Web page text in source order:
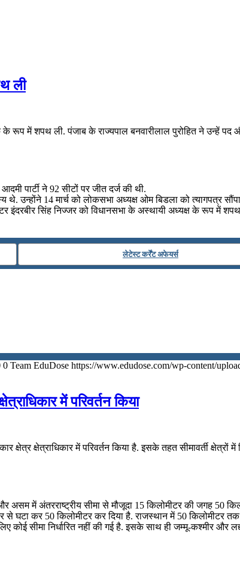
ली
रूप में शपथ ली. पंजाब के राज्यपाल बनवारीलाल पुरोहित ने उन्हें
पार्टी ने 92 सीटों पर जीत दर्ज की थी.
14 मार्च को लोकसभा अध्‍यक्ष ओम बिडला को त्‍यागपत्र
इंदरबीर सिंह निज्‍जर को विधानसभा के अस्‍थायी अध्‍यक्ष के रूप में शपथ
लेटेस्ट कर्रेंट अफेयर्स
0 Team EduDose https://www.edudose.com/wp-content/
में परिवर्तन किया
क्षेत्राधिकार में परिवर्तन किया है. इसके तहत सीमावर्ती क्षेत्रों
में अंतरराष्ट्रीय सीमा से मौजूदा 15 किलोमीटर की जगह 50
से घटा कर 50 किलोमीटर कर दिया है. राजस्थान में 50 किलोमीटर तक
कोई सीमा निर्धारित नहीं की गई है. इसके साथ ही जम्मू-कश्मीर और